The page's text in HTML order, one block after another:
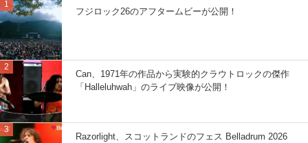
フジロック26のアフタームビーが公開！
Can、1971年の作品から実験的クラウトロックの傑作
「Halleluhwah」のライブ映像が公開！
Razorlight、スコットランドのフェス Belladrum 2026